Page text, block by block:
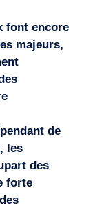
font encore
majeurs,
de
les
des
forte